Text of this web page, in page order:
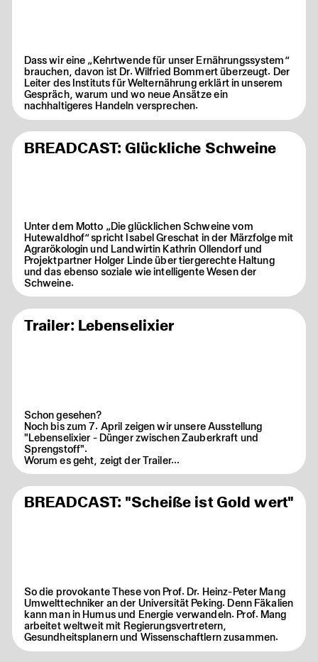
Dass wir eine „Kehrtwende für unser Ernährungssystem“
brauchen, davon ist Dr. Wilfried Bommert überzeugt. Der
Leiter des Instituts für Welternährung erklärt in unserem
Gespräch, warum und wo neue Ansätze ein
nachhaltigeres Handeln versprechen.
BREADCAST: Glückliche Schweine
Unter dem Motto „Die glücklichen Schweine vom
Hutewaldhof“ spricht Isabel Greschat in der Märzfolge mit
Agrarökologin und Landwirtin Kathrin Ollendorf und
Projektpartner Holger Linde über tiergerechte Haltung
und das ebenso soziale wie intelligente Wesen der
Schweine.
Trailer: Lebenselixier
Schon gesehen?
Noch bis zum 7. April zeigen wir unsere Ausstellung
"Lebenselixier - Dünger zwischen Zauberkraft und
Sprengstoff".
Worum es geht, zeigt der Trailer...
BREADCAST: "Scheiße ist Gold wert"
So die provokante These von Prof. Dr. Heinz-Peter Mang
Umwelttechniker an der Universität Peking. Denn Fäkalien
kann man in Humus und Energie verwandeln. Prof. Mang
arbeitet weltweit mit Regierungsvertretern,
Gesundheitsplanern und Wissenschaftlern zusammen.